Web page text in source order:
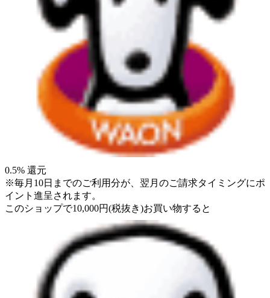
0.5% 還元
※毎月10日までのご利用分が、翌月のご請求タイミングにポ
イント進呈されます。
このショップで10,000円(税抜き)お買い物すると